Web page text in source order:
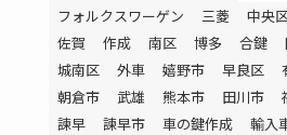
フォルクスワーゲン
三菱 中央
佐賀
作成 南区 博多 合鍵
城南区
外車 嬉野市 早良区
朝倉市
武雄 熊本市 田川市
諫早
諫早市 車の鍵作成 輸入